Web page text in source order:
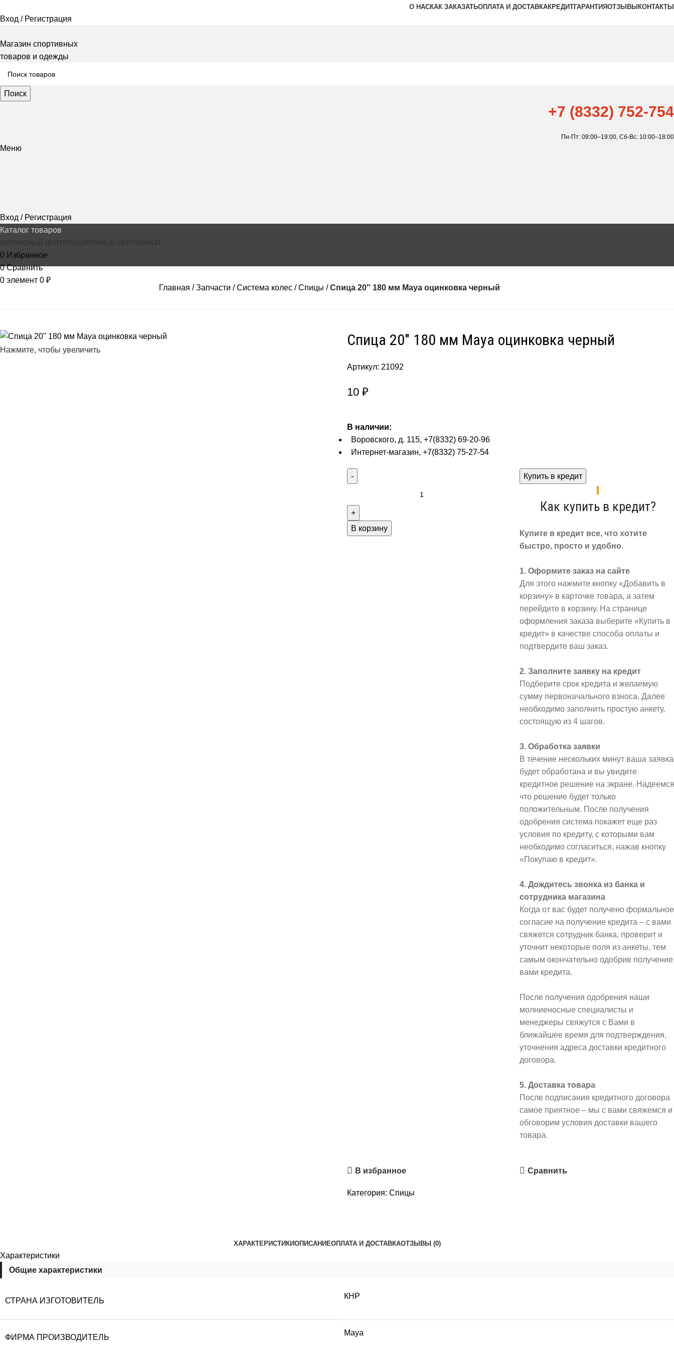
О НАСКАК ЗАКАЗАТЬОПЛАТА И ДОСТАВКАКРЕДИТГАРАНТИЯОТЗЫВЫ КОНТАКТЫ
Вход / Регистрация
Магазин спортивных
товаров и одежды
Поиск
+7 (8332) 752-754
Пн-Пт: 09:00–19:00, Сб-Вс: 10:00–18:00
Меню
Вход / Регистрация
Каталог товаров
0 Избранное
0 Сравнить
0 элемент 0 ₽
Главная
Запчасти Система колес Спицы Спица 20″ 180 мм Maya оцинковка черный
Нажмите, чтобы увеличить
Спица 20″ 180 мм Maya оцинковка черный
Артикул: 21092
10 ₽
В наличии:
Воровского, д. 115, +7(8332) 69-20-96
Интернет-магазин, +7(8332) 75-27-54
В корзину
Купить в кредит
Как купить в кредит?
Купите в кредит все, что хотите
быстро, просто и удобно.
1. Оформите заказ на сайте
Для этого нажмите кнопку «Добавить в
корзину» в карточке товара, а затем
перейдите в корзину. На странице
оформления заказа выберите «Купить в
кредит» в качестве способа оплаты и
подтвердите ваш заказ.
2. Заполните заявку на кредит
Подберите срок кредита и желаемую
сумму первоначального взноса. Далее
необходимо заполнить простую анкету,
состоящую из 4 шагов.
3. Обработка заявки
В течение нескольких минут ваша заявка
будет обработана и вы увидите
кредитное решение на экране.
что решение будет только
положительным. После получения
одобрения система покажет еще раз
условия по кредиту, с которыми вам
необходимо согласиться, нажав кнопку
«Покупаю в кредит».
4. Дождитесь звонка из банка и
сотрудника магазина
Когда от вас будет получено формальное
согласие на получение кредита – с вами
свяжется сотрудник банка, проверит и
уточнит некоторые поля из анкеты, тем
самым окончательно одобрив получение
вами кредита.
После получения одобрения наши
молниеносные специалисты и
менеджеры свяжутся с Вами в
ближайшее время для подтверждения,
уточнения адреса доставки кредитного
договора.
5. Доставка товара
После подписания кредитного договора
самое приятное – мы с вами свяжемся и
обговорим условия доставки вашего
товара.
В избранное Сравнить
Категория: Спицы
ХАРАКТЕРИСТИКИОПИСАНИЕОПЛАТА И ДОСТАВКАОТЗЫВЫ (0)
Характеристики
Общие характеристики
СТРАНА ИЗГОТОВИТЕЛЬ
КНР
ФИРМА ПРОИЗВОДИТЕЛЬ
Maya